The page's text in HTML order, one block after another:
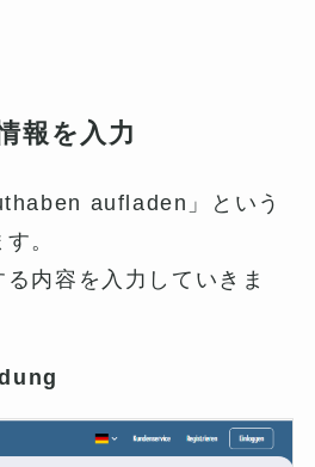
報を入力
aufladen」という
。
内容を入力していきま